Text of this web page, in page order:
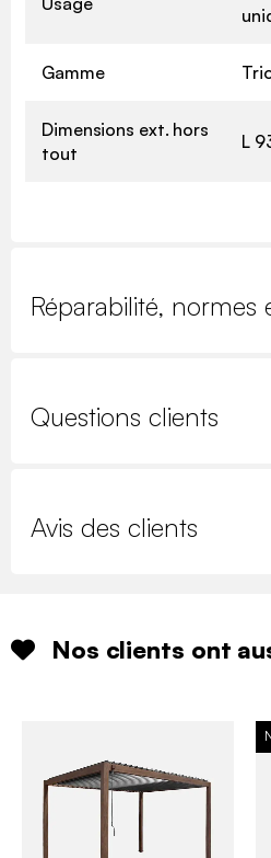
Gamme
Dimensions ext. hors
tout
L
Réparabilité, normes
Questions clients
Avis des clients
Nos clients ont